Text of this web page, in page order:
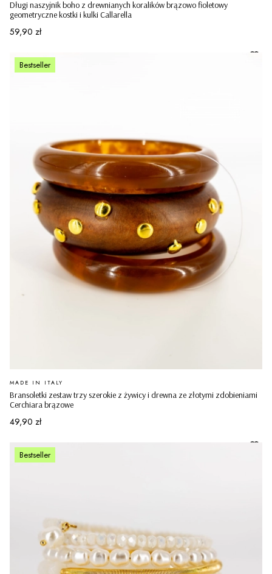
Długi naszyjnik boho z drewnianych koralików brązowo fioletowy
geometryczne kostki i kulki Callarella
Cena
59,90 zł
Bestseller
Bransoletki zestaw trzy szerokie z żywicy i drewna ze złotymi zdobieniami
Cerchiara brązowe
PRODUCENT
MADE IN ITALY
Cena
49,90 zł
Bestseller